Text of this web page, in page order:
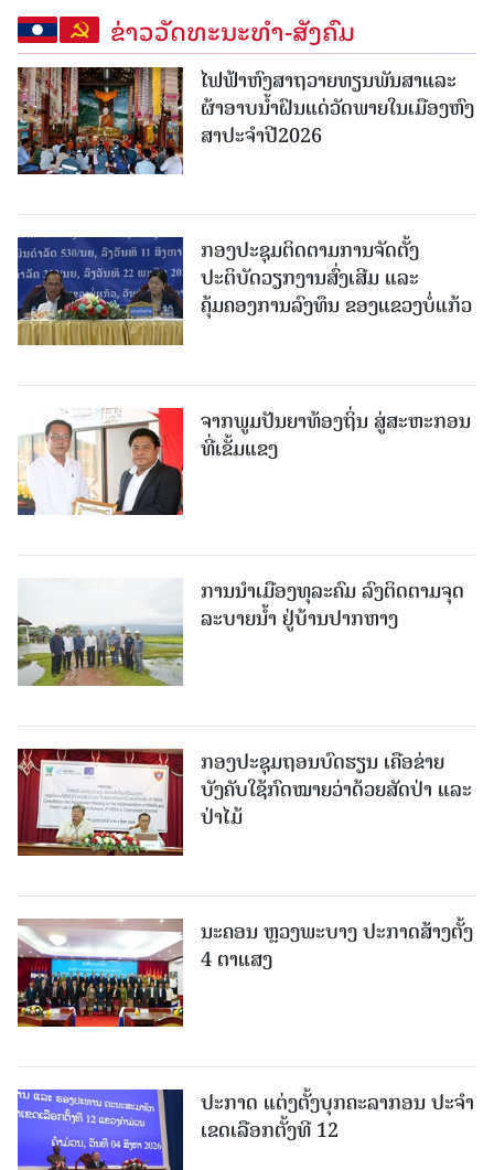
ຂ່າວວັດທະນະທຳ-ສັງຄົມ
ໄຟຟ້າຫົງສາຖວາຍທຽນພັນສາແລະ
ຜ້າອາບນໍ້າຝົນແດ່ວັດພາຍໃນເມືອງຫົງ
ສາປະຈໍາປີ2026
ກອງປະຊຸມຕິດຕາມການຈັດຕັ້ງ
ປະຕິບັດວຽກງານສົ່ງເສີມ ແລະ
ຄຸ້ມຄອງການລົງທຶນ ຂອງແຂວງບໍ່ແກ້ວ
ຈາກພູມປັນຍາທ້ອງຖິ່ນ ສູ່ສະຫະກອນ
ທີ່ເຂັ້ມແຂງ
ການນໍາເມືອງທຸລະຄົມ ລົງຕິດຕາມຈຸດ
ລະບາຍນໍ້າ ຢູ່ບ້ານປາກຫາງ
ກອງປະຊຸມຖອນບົດຮຽນ ເຄືອຂ່າຍ
ບັງຄັບໃຊ້ກົດໝາຍວ່າດ້ວຍສັດປ່າ ແລະ
ປ່າໄມ້
ນະຄອນ ຫຼວງພະບາງ ປະ​ກາດ​ສ້າງ​ຕັ້ງ
4 ຕາແສງ
ປະກາດ ແຕ່ງຕັ້ງບຸກຄະລາກອນ ປະຈໍາ
ເຂດເລືອກຕັ້ງທີ 12